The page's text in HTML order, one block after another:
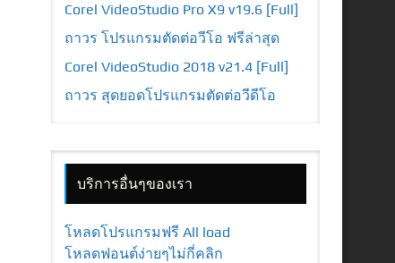
Corel VideoStudio Pro X9 v19.6 [Full]
ถาวร โปรแกรมตัดต่อวีโอ ฟรีล่าสุด
Corel VideoStudio 2018 v21.4 [Full]
ถาวร สุดยอดโปรแกรมตัดต่อวีดีโอ
บริการอื่นๆของเรา
โหลดโปรแกรมฟรี All load
โหลดฟอนต์ง่ายๆไม่กี่คลิก